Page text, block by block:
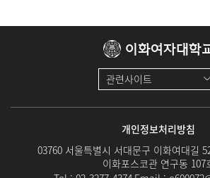
이화여자대학
관련사이트
개인정보처리방침
03760 서울특별시 서대문구 이화여대길
이화포스코관 연구동 107